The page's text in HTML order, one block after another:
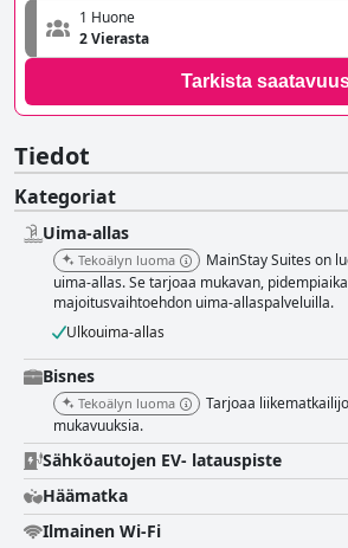
1 Huone
2 Vierasta
Tarkista
Tiedot
Kategoriat
Uima-allas
Tekoälyn luoma
MainStay Suites on
uima-allas. Se tarjoaa mukavan,
majoitusvaihtoehdon uima-allaspalveluilla.
Ulkouima-allas
Bisnes
Tekoälyn luoma
Tarjoaa
mukavuuksia.
Sähköautojen EV- latauspiste
Häämatka
Ilmainen Wi-Fi